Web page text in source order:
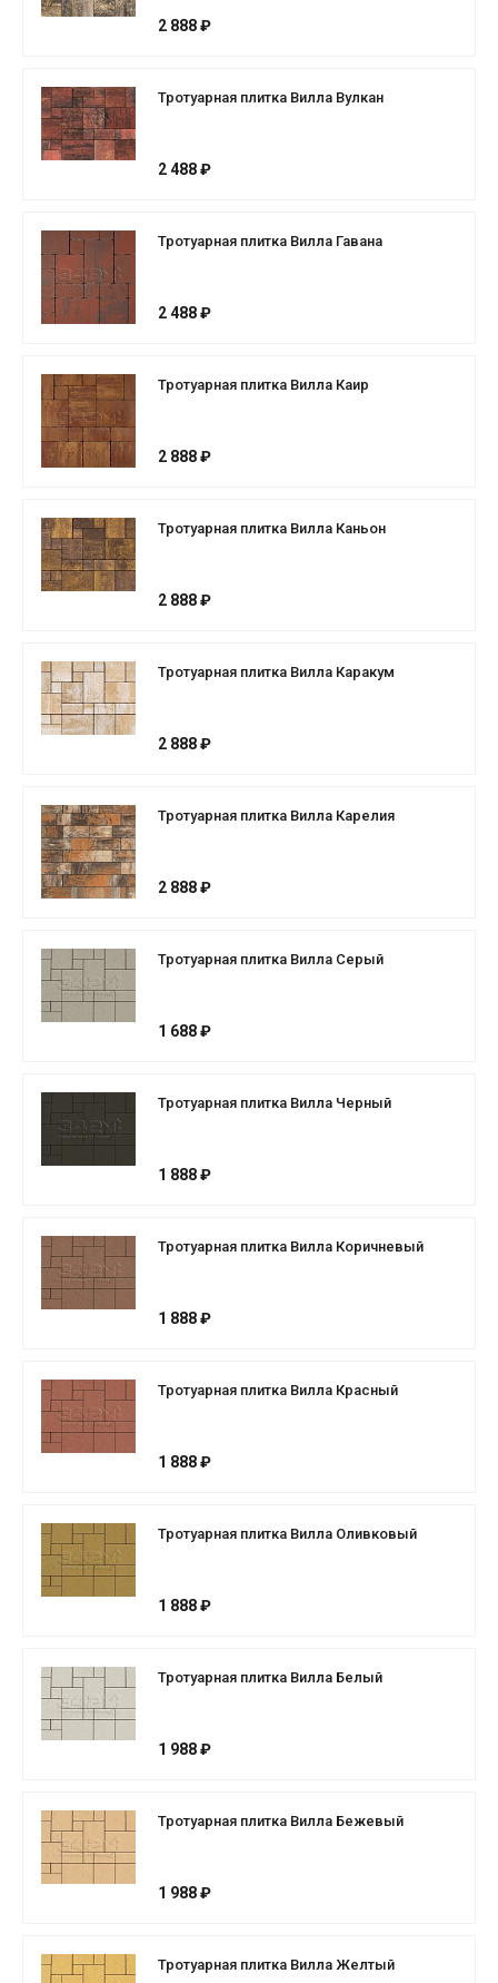
2 888 ₽
Тротуарная плитка Вилла Вулкан
2 488 ₽
Тротуарная плитка Вилла Гавана
2 488 ₽
Тротуарная плитка Вилла Каир
2 888 ₽
Тротуарная плитка Вилла Каньон
2 888 ₽
Тротуарная плитка Вилла Каракум
2 888 ₽
Тротуарная плитка Вилла Карелия
2 888 ₽
Тротуарная плитка Вилла Серый
1 688 ₽
Тротуарная плитка Вилла Черный
1 888 ₽
Тротуарная плитка Вилла Коричневый
1 888 ₽
Тротуарная плитка Вилла Красный
1 888 ₽
Тротуарная плитка Вилла Оливковый
1 888 ₽
Тротуарная плитка Вилла Белый
1 988 ₽
Тротуарная плитка Вилла Бежевый
1 988 ₽
Тротуарная плитка Вилла Желтый